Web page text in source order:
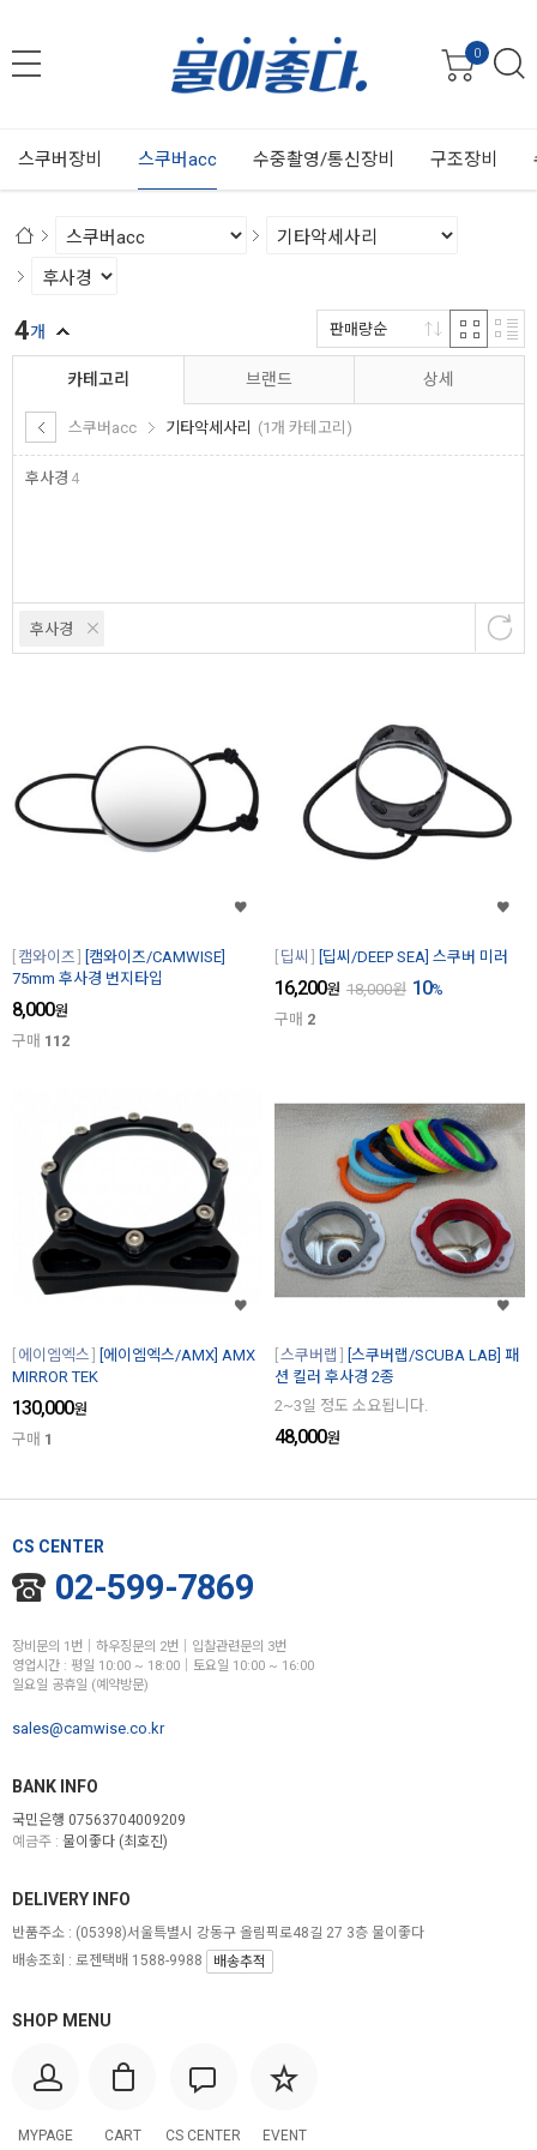
0
스쿠버장비 스쿠버acc 수중촬영/통신장비 구조장비
카테고리
스쿠버acc 기타악세사리 (1개 카테고리)
후사경 4
브랜드 상세
후사경
4개 판매량순
캠와이즈
[캠와이즈/CAMWISE]
75mm 후사경 번지타입
8,000원
구매 112
딥씨 [딥씨/DEEP SEA] 스쿠버 미러
16,200원 18,000원 10%
구매 2
에이엠엑스
[에이엠엑스/AMX] AMX
MIRROR TEK
130,000원
구매 1
스쿠버랩
[스쿠버랩/SCUBA LAB] 패
션 킬러 후사경 2종
2~3일 정도 소요됩니다.
48,000원
CS CENTER
02-599-7869
장비문의 1번│하우징문의 2번│입찰관련문의 3번
영업시간 : 평일 10:00 ~ 18:00│토요일 10:00 ~ 16:00
일요일 공휴일 (예약방문)
sales@camwise.co.kr
BANK INFO
국민은행 07563704009209
예금주 : 물이좋다 (최호진)
SHOP MENU
MYPAGE CART CS CENTER EVENT
DELIVERY INFO
반품주소 : (05398)서울특별시 강동구 올림픽로48길 27 3층 물이좋다
배송조회 : 로젠택배 1588-9988
배송추적